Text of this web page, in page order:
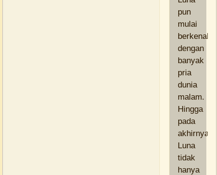
pun
mulai
berkenalan
dengan
banyak
pria
dunia
malam.
Hingga
pada
akhirnya,
Luna
tidak
hanya